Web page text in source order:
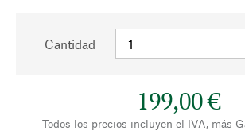
Cantidad
199,00 €
Todos los precios incluyen el IVA, más